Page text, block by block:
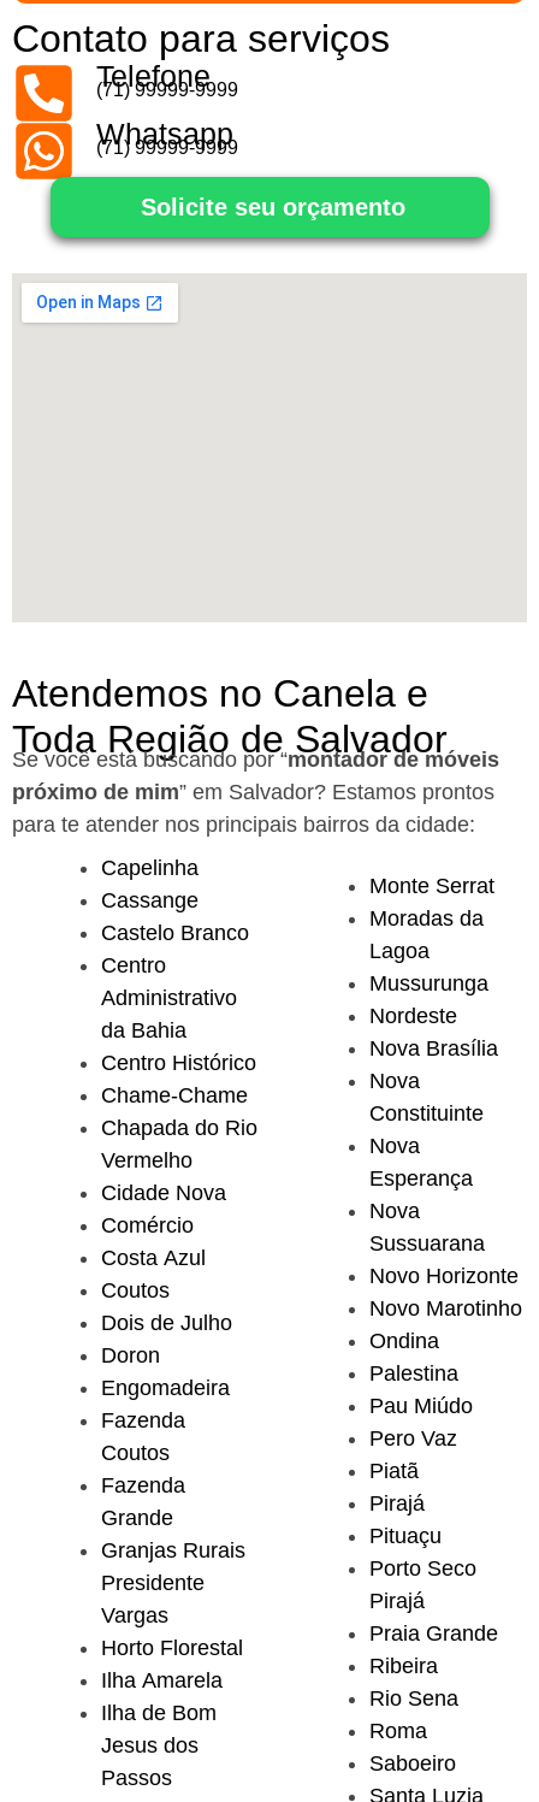
Contato para serviços
Telefone
(71) 99999-9999
Whatsapp
(71) 99999-9999
Solicite seu orçamento
Atendemos no Canela e
Toda Região de Salvador
Se você está buscando por “montador de móveis
próximo de mim” em Salvador? Estamos prontos
para te atender nos principais bairros da cidade:
Capelinha
Cassange
Castelo Branco
Centro
Administrativo
da Bahia
Centro Histórico
Chame-Chame
Chapada do Rio
Vermelho
Cidade Nova
Comércio
Costa Azul
Coutos
Dois de Julho
Doron
Engomadeira
Fazenda
Coutos
Fazenda
Grande
Granjas Rurais
Presidente
Vargas
Horto Florestal
Ilha Amarela
Ilha de Bom
Jesus dos
Passos
Monte Serrat
Moradas da
Lagoa
Mussurunga
Nordeste
Nova Brasília
Nova
Constituinte
Nova
Esperança
Nova
Sussuarana
Novo Horizonte
Novo Marotinho
Ondina
Palestina
Pau Miúdo
Pero Vaz
Piatã
Pirajá
Pituaçu
Porto Seco
Pirajá
Praia Grande
Ribeira
Rio Sena
Roma
Saboeiro
Santa Luzia